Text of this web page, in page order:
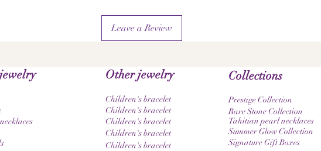
Leave a Review
Collections
Prestige Collection
Rare Stone Collection
Summer Glow Collection
Tahitian pearl necklaces
Signature Gift Boxes
Other jewelry
Children's bracelet
Children's bracelet
Children's bracelet
Children's bracelet
Children's bracelet